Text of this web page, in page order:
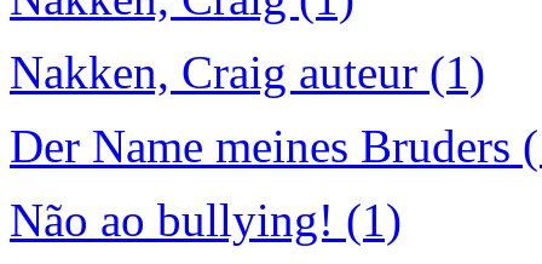
Nakken, Craig auteur (1)
Der Name meines Bruders
Não ao bullying! (1)